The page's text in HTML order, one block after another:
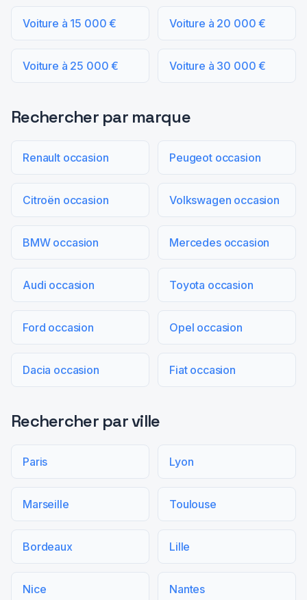
Voiture à 15 000 € Voiture à 20 000 €
Voiture à 25 000 € Voiture à 30 000 €
Rechercher par marque
Renault occasion Peugeot occasion
Citroën occasion Volkswagen occasion
BMW occasion Mercedes occasion
Audi occasion Toyota occasion
Ford occasion Opel occasion
Dacia occasion Fiat occasion
Rechercher par ville
Paris Lyon
Marseille Toulouse
Bordeaux Lille
Nice Nantes